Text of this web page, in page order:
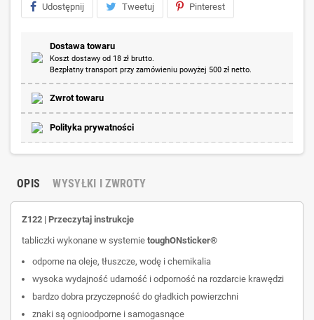
Udostępnij Tweetuj Pinterest
Dostawa towaru
Koszt dostawy od 18 zł brutto.
Bezpłatny transport przy zamówieniu powyżej 500 zł netto.
Zwrot towaru
Polityka prywatności
OPIS WYSYŁKI I ZWROTY
Z122 | Przeczytaj instrukcje
tabliczki wykonane w systemie toughONsticker®
odporne na oleje, tłuszcze, wodę i chemikalia
wysoka wydajność udarność i odporność na rozdarcie krawędzi
bardzo dobra przyczepność do gładkich powierzchni
znaki są ognioodporne i samogasnące